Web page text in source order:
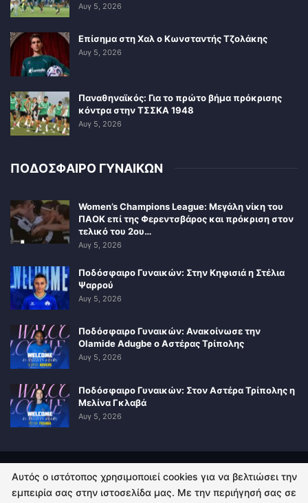
Αυγ 5, 2026
Επίσημα στη Χαλ ο Κωνσταντής Τζολάκης
Αυγ 5, 2026
Παναθηναϊκός: Για το πρώτο βήμα πρόκρισης
κόντρα στην ΤΣΣΚΑ 1948
Αυγ 5, 2026
ΠΟΔΟΣΦΑΙΡΟ ΓΥΝΑΙΚΩΝ
Women’s Champions League: Μεγάλη νίκη του
ΠΑΟΚ επί της Φερεντσβάρος και πρόκριση στον
τελικό του 2ου…
Αυγ 5, 2026
Ποδόσφαιρο Γυναικών: Στην Κηφισιά η Στέλια
Ψαρρού
Αυγ 5, 2026
Ποδόσφαιρο Γυναικών: Ανακοίνωσε την
Olamide Adugbe ο Αστέρας Τρίπολης
Αυγ 5, 2026
Ποδόσφαιρο Γυναικών: Στον Αστέρα Τρίπολης η
Μελίνα Γκλαβά
Αυγ 5, 2026
ΠΟΛΙΤΙΚΗ ΑΠΟΡΡΗΤΟΥ ΕΠΙΚΟΙΝΩΝΙΑ
Αυτός ο ιστότοπος χρησιμοποιεί cookies για να βελτιώσει την
εμπειρία σας στην ιστοσελίδα μας. Με την περιήγησή σας σε